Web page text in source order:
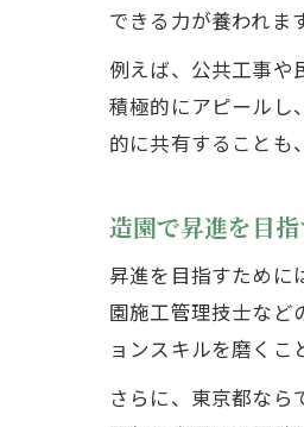
できる力が養われます
例えば、公共工事や
積極的にアピールし
的に共有することも
造園で昇進を目
昇進を目指すために
園施工管理技士など
ョンスキルを磨くこ
さらに、東京都なら